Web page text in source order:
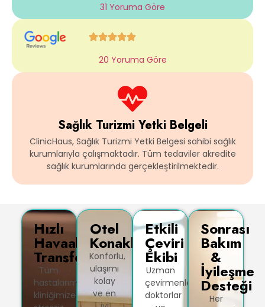
31 Yoruma Göre
20 Yoruma Göre
Sağlık Turizmi Yetki Belgeli
ClinicHaus, Sağlık Turizmi Yetki Belgesi sahibi sağlık
kurumlarıyla çalışmaktadır. Tüm tedaviler akredite
sağlık kurumlarında gerçekleştirilmektedir.
Hızlı
Havaalanı
Transferleri
Tüm
hastalarımıza
kliniğimize
Otel
Konaklaması
Konforlu,
ulaşımı
kolay
ve en
Etkili
Çeviri
Ekibi
Uzman
çevirmenlerimiz,
doktorlar
Sonrası
Bakım
&
İyileşme
Desteği
Her